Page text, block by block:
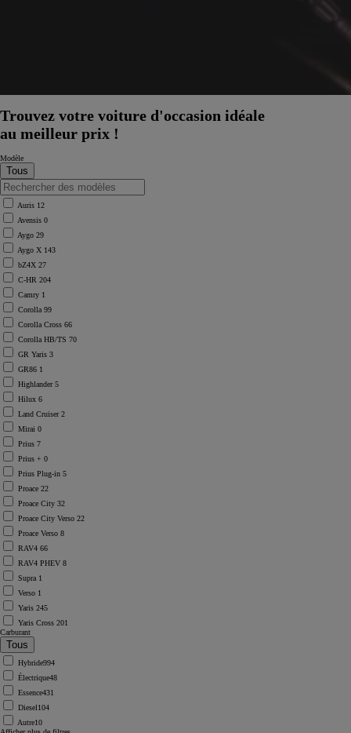
Trouvez votre voiture d'occasion idéale
au meilleur prix !
Modèle
Auris 12
Avensis 0
Aygo 29
Aygo X 143
bZ4X 27
C-HR 204
Camry 1
Corolla 99
Corolla Cross 66
Corolla HB/TS 70
GR Yaris 3
GR86 1
Highlander5
Hilux 6
Land Cruiser2
Mirai 0
Prius 7
Prius + 0
Prius Plug-in 5
Proace 22
Proace City 32
Proace City Verso 22
Proace Verso 8
RAV4 66
RAV4 PHEV 8
Supra 1
Verso 1
Yaris 245
Yaris Cross 201
Carburant
Hybride994
Électrique48
Essence431
Diesel104
Autre10